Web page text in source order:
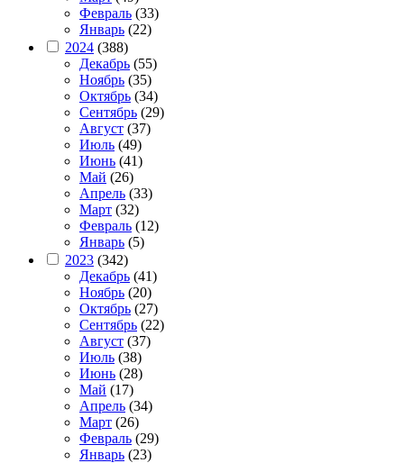
Февраль (33)
Январь (22)
2024 (388)
Декабрь (55)
Ноябрь (35)
Октябрь (34)
Сентябрь (29)
Август (37)
Июль (49)
Июнь (41)
Май (26)
Апрель (33)
Март (32)
Февраль (12)
Январь (5)
2023 (342)
Декабрь (41)
Ноябрь (20)
Октябрь (27)
Сентябрь (22)
Август (37)
Июль (38)
Июнь (28)
Май (17)
Апрель (34)
Март (26)
Февраль (29)
Январь (23)